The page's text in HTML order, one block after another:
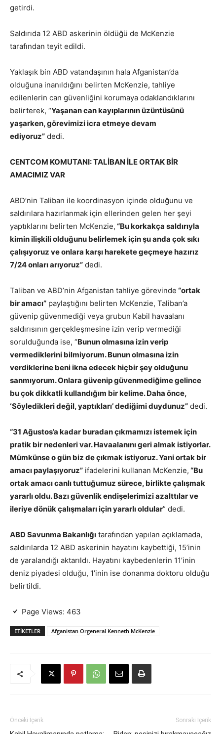
getirdi.
Saldırıda 12 ABD askerinin öldüğü de McKenzie
tarafından teyit edildi.
Yaklaşık bin ABD vatandaşının hala Afganistan’da
olduğuna inanıldığını belirten McKenzie, tahliye
edilenlerin can güvenliğini korumaya odaklandıklarını
belirterek, “Yaşanan can kayıplarının üzüntüsünü
yaşarken, görevimizi icra etmeye devam
ediyoruz” dedi.
CENTCOM KOMUTANI: TALİBAN İLE ORTAK BİR
AMACIMIZ VAR
ABD’nin Taliban ile koordinasyon içinde olduğunu ve
saldırılara hazırlanmak için ellerinden gelen her şeyi
yaptıklarını belirten McKenzie, “Bu korkakça saldırıyla
kimin ilişkili olduğunu belirlemek için şu anda çok sıkı
çalışıyoruz ve onlara karşı harekete geçmeye hazırız
7/24 onları arıyoruz” dedi.
Taliban ve ABD’nin Afganistan tahliye görevinde “ortak
bir amacı” paylaştığını belirten McKenzie, Taliban’a
güvenip güvenmediği veya grubun Kabil havaalanı
saldırısının gerçekleşmesine izin verip vermediği
sorulduğunda ise, “Bunun olmasına izin verip
vermediklerini bilmiyorum. Bunun olmasına izin
verdiklerine beni ikna edecek hiçbir şey olduğunu
sanmıyorum. Onlara güvenip güvenmediğime gelince
bu çok dikkatli kullandığım bir kelime. Daha önce,
‘Söyledikleri değil, yaptıkları’ dediğimi duydunuz” dedi.
“31 Ağustos’a kadar buradan çıkmamızı istemek için
pratik bir nedenleri var. Havaalanını geri almak istiyorlar.
Mümkünse o gün biz de çıkmak istiyoruz. Yani ortak bir
amacı paylaşıyoruz” ifadelerini kullanan McKenzie, “Bu
ortak amacı canlı tuttuğumuz sürece, birlikte çalışmak
yararlı oldu. Bazı güvenlik endişelerimizi azalttılar ve
ileriye dönük çalışmaları için yararlı oldular” dedi.
ABD Savunma Bakanlığı tarafından yapılan açıklamada,
saldırılarda 12 ABD askerinin hayatını kaybettiği, 15’inin
de yaralandığı aktarıldı. Hayatını kaybedenlerin 11’inin
deniz piyadesi olduğu, 1’inin ise donanma doktoru olduğu
belirtildi.
Page Views: 463
ETIKETLER Afganistan Orgeneral Kenneth McKenzie
Önceki İçerik Sonraki İçerik